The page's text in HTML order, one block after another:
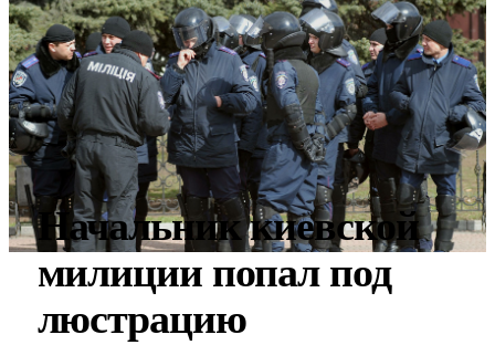
Начальник киевской
милиции попал под
люстрацию